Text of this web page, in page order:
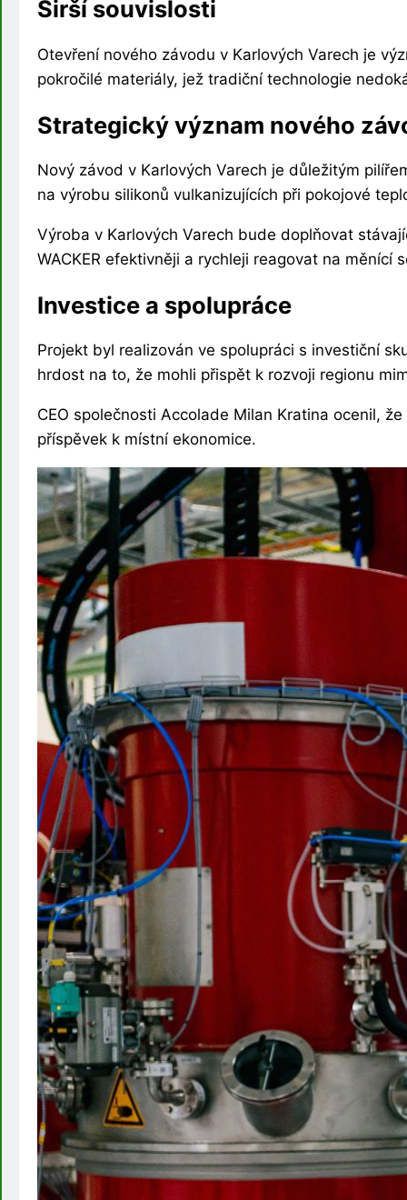
Širší souvislosti
Otevření nového závodu v Karlových Varech je
pokročilé materiály, jež tradiční technologie
Strategický význam nového
Nový závod v Karlových Varech je důležitým
na výrobu silikonů vulkanizujících při pokojové
Výroba v Karlových Varech bude doplňovat
WACKER efektivněji a rychleji reagovat na měnící
Investice a spolupráce
Projekt byl realizován ve spolupráci s investiční
hrdost na to, že mohli přispět k rozvoji regionu
CEO společnosti Accolade Milan Kratina ocenil,
příspěvek k místní ekonomice.